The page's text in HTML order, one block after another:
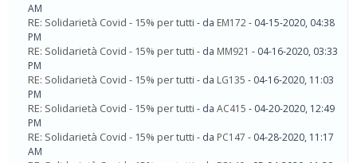
AM
RE: Solidarietà Covid - 15% per tutti - da EM172- 04-15-2020, 04:38
PM
RE: Solidarietà Covid - 15% per tutti - da MM921 - 04-16-2020, 03:33
PM
RE: Solidarietà Covid - 15% per tutti - da LG135 - 04-16-2020, 11:03
PM
RE: Solidarietà Covid - 15% per tutti - da AC415 - 04-20-2020, 12:49
PM
RE: Solidarietà Covid - 15% per tutti - da PC147 - 04-28-2020, 11:17
AM